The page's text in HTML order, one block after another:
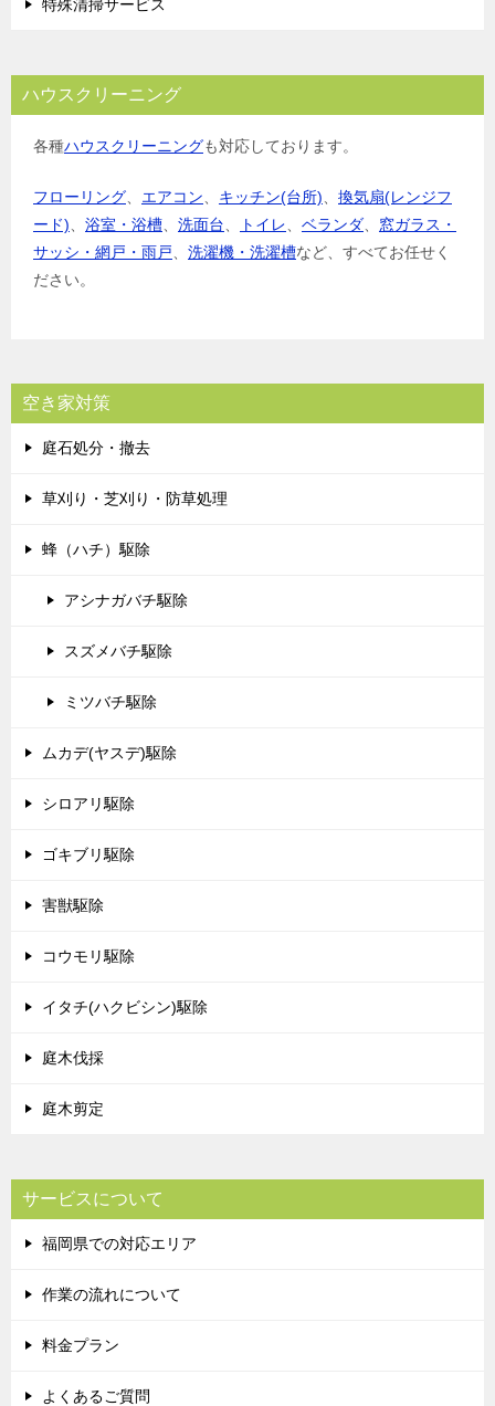
特殊清掃サービス
ハウスクリーニング
各種ハウスクリーニングも対応しております。
フローリング エアコン キッチン(台所)
換気扇(レンジフ
ード)
浴室・浴槽 洗面台 トイレ ベランダ
窓ガラス・
サッシ・網戸・雨戸
洗濯機・洗濯槽など、すべてお任せく
ださい。
空き家対策
庭石処分・撤去
草刈り・芝刈り・防草処理
蜂（ハチ）駆除
アシナガバチ駆除
スズメバチ駆除
ミツバチ駆除
ムカデ(ヤスデ)駆除
シロアリ駆除
ゴキブリ駆除
害獣駆除
コウモリ駆除
イタチ(ハクビシン)駆除
庭木伐採
庭木剪定
サービスについて
福岡県での対応エリア
作業の流れについて
料金プラン
よくあるご質問